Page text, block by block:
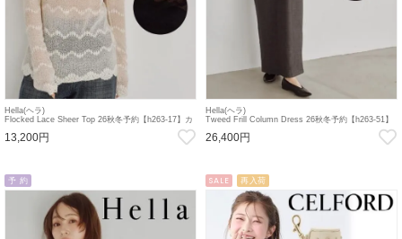
Hella(ヘラ)
Flocked Lace Sheer Top 26秋冬予約【h263-17】カ
13,200円
Hella(ヘラ)
Tweed Frill Column Dress 26秋冬予約【h263-51】
26,400円
予 約 SALE 再入荷